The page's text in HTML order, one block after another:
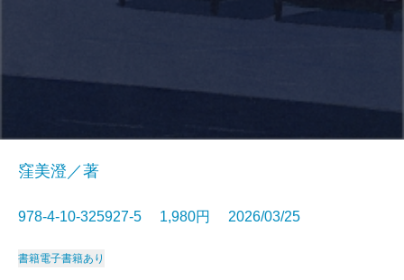
窪美澄／著
978-4-10-325927-5 1,980円 2026/03/25
書籍電子書籍あり